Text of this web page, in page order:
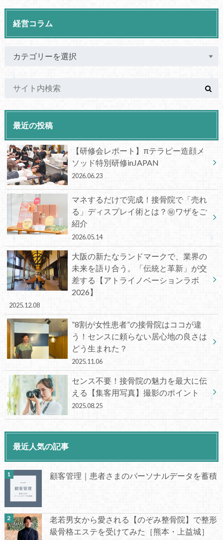
経営コラム
最近の投稿
【研修会レポート】πテラピー造顔メ
ソッド特別研修inJAPAN
2026.06.23
マネするだけで完成！接骨院で「売れ
る」ディスプレイ術とは？㊙ワザをご
紹介
2026.05.14
大阪の新たなランドマークで、業界の
未来を語り合う。「伝統と革新」が交
差する【アトライノベーションラボ
2026】
2025.12.08
”8割が女性患者”の接骨院はココが違
う！センスに頼らない居心地の良さは
どう生まれた？
2025.11.06
センス不要！接骨院の魅力を最大に伝
える【集客用写真】撮影のポイント
2025.08.25
最近人気の記事
顧客管理｜患者さまのパーソナルデータを蓄積
老若男女から愛される【のぞみ整骨院】で整形
級骨格エステを受けてみた［熊本・上益城］